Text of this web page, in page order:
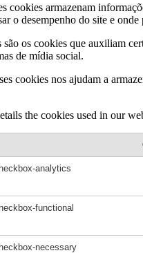
cookies armazenam
o desempenho do site e
são os cookies que auxiliam
de mídia social.
cookies nos ajudam a
the cookies used in our
analytics
functional
necessary